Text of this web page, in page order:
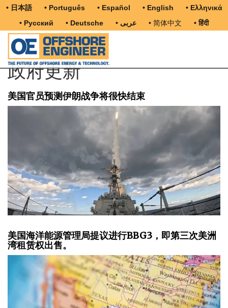
• 日本語 • Português • Español • English
• Ελληνικά
• Русский
• Deutsche • عربى • 简体中文 • हिंदी
政府更新
美国官员预测伊朗战争将很快结束
美国海洋能源管理局提议进行BBG3，即第三次美洲
湾租赁权出售。